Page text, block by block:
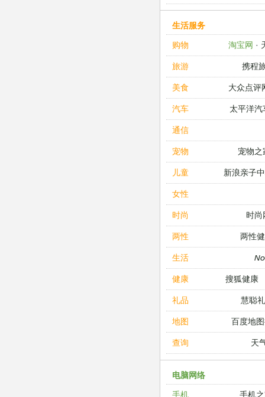
生活服务
购物
淘宝网 ·
旅游 携程
美食 大众点评
汽车 太平洋汽
通信
宠物 宠物之
儿童 新浪亲子
女性
时尚 时尚
两性 两性
生活
健康 搜狐健康
礼品 慧聪
地图 百度地
查询 天
电脑网络
手机
手机